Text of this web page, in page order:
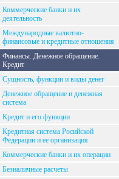
Коммерческие банки и их
деятельность
Международные валютно-
финансовые и кредитные отношения
Финансы. Денежное обращение.
Кредит
Сущность, функции и виды денег
Денежное обращение и денежная
система
Кредит и его функции
Кредитная система Росийской
Федерации и ее организация
Коммерческие банки и их операции
Безналичные расчеты